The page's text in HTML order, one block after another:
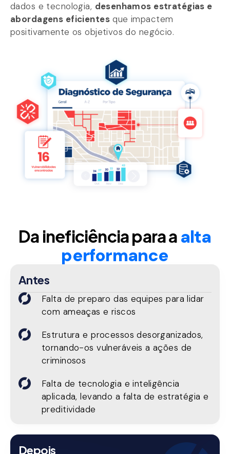
dados e tecnologia, desenhamos estratégias e
abordagens eficientesque impactem
positivamente os objetivos do negócio.
Da ineficiência para a alta
performance
Antes
Falta de preparo das equipes para lidar
com ameaças e riscos
Estrutura e processos desorganizados,
tornando-os vulneráveis a ações de
criminosos
Falta de tecnologia e inteligência
aplicada, levando a falta de estratégia e
preditividade
Depois